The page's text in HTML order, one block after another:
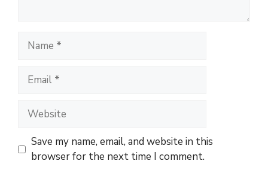
Name
Email
Website
Save my name, email, and website in this
browser for the next time I comment.